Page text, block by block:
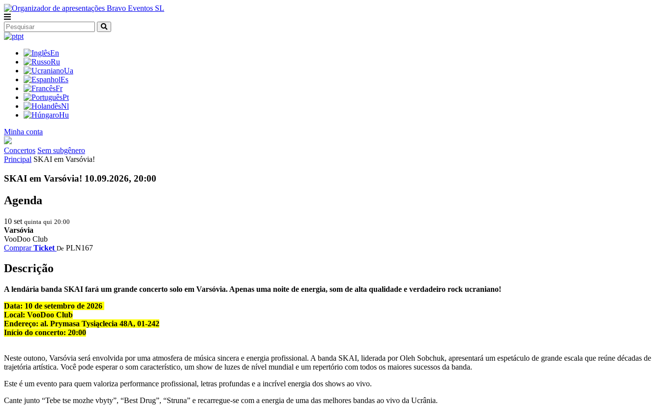
pt
En
Ru
Ua
Es
Fr
Pt
Nl
Hu
Minha conta
Concertos Sem subgênero
Principal SKAI em Varsóvia!
SKAI em Varsóvia! 10.09.2026, 20:00
Agenda
10 set quinta qui 20:00
Varsóvia
VooDoo Club
ComprarTicket De PLN167
Descrição
A lendária banda SKAI fará um grande concerto solo em Varsóvia. Apenas uma noite de energia, som de alta qualidade e verdadeiro rock ucraniano!
Data: 10 de setembro de 2026
Local: VooDoo Club
Endereço: al. Prymasa Tysiąclecia 48A, 01-242
Início do concerto: 20:00
Neste outono, Varsóvia será envolvida por uma atmosfera de música sincera e energia profissional. A banda SKAI, liderada por Oleh Sobchuk, apresentará um espetáculo de grande escala que reúne décadas de
trajetória artística. Você pode esperar o som característico, um show de luzes de nível mundial e um repertório com todos os maiores sucessos da banda.
Este é um evento para quem valoriza performance profissional, letras profundas e a incrível energia dos shows ao vivo.
Cante junto “Tebe tse mozhe vbyty”, “Best Drug”, “Struna” e recarregue-se com a energia de uma das melhores bandas ao vivo da Ucrânia.